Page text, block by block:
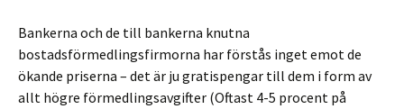
Bankerna och de till bankerna knutna
bostadsförmedlingsfirmorna har förstås inget emot de
ökande priserna – det är ju gratispengar till dem i form av
allt högre förmedlingsavgifter (Oftast 4-5 procent på